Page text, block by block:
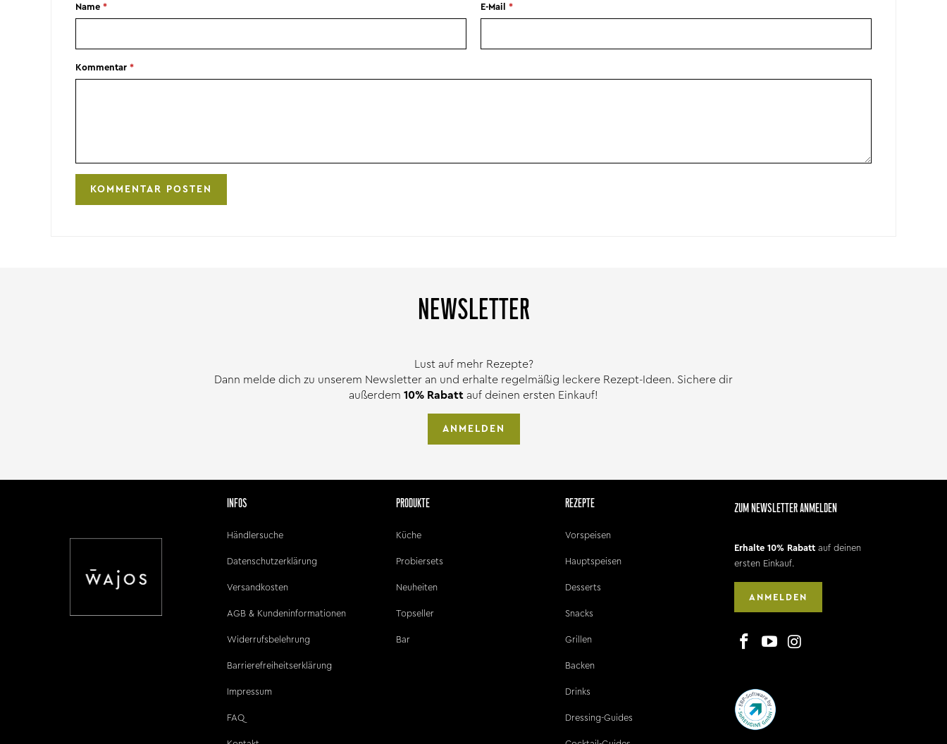
Name * E-Mail *
Kommentar *
NEWSLETTER
Lust auf mehr Rezepte?
Dann melde dich zu unserem Newsletter an und erhalte regelmäßig leckere Rezept-Ideen. Sichere dir
außerdem 10% Rabatt auf deinen ersten Einkauf!
ANMELDEN
INFOS
Händlersuche
Datenschutzerklärung
Versandkosten
AGB & Kundeninformationen
Widerrufsbelehrung
Barrierefreiheitserklärung
Impressum
FAQ
PRODUKTE
Küche
Probiersets
Neuheiten
Topseller
Bar
REZEPTE
Vorspeisen
Hauptspeisen
Desserts
Snacks
Grillen
Backen
Drinks
Dressing-Guides
ZUM NEWSLETTER ANMELDEN
Erhalte 10% Rabatt auf deinen
ersten Einkauf.
ANMELDEN